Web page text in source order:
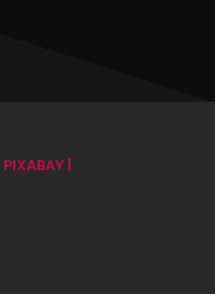
PIXABAY |